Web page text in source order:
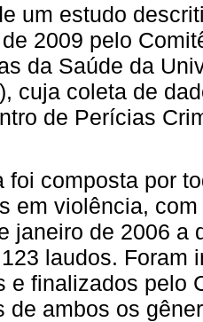
um estudo
2009 pelo
da Saúde da
cuja coleta de
de Perícias
foi composta por
em violência,
janeiro de 2006 a
laudos. Foram
e finalizados pelo
de ambos os